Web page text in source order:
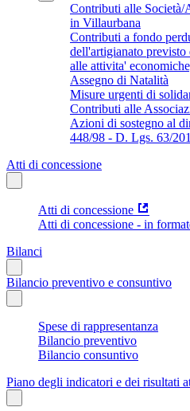
Contributi alle Società/
in Villaurbana
Contributi a fondo
dell'artigianato
alle attivita'
Assegno di Natalità
Misure urgenti di
Contributi alle
Azioni di sostegno al
448/98 - D. Lgs. 63/
Atti di concessione
Atti di concessione
Atti di concessione - in
Bilanci
Bilancio preventivo e consuntivo
Spese di rappresentanza
Bilancio preventivo
Bilancio consuntivo
Piano degli indicatori e dei risultati